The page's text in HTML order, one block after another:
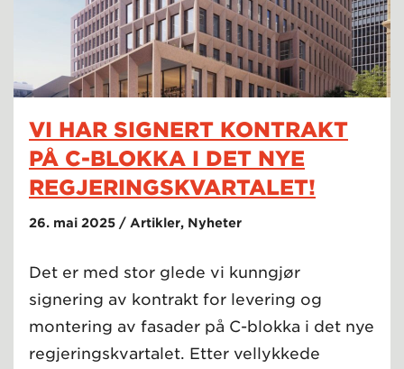
VI HAR SIGNERT KONTRAKT
PÅ C-BLOKKA I DET NYE
REGJERINGSKVARTALET!
26. mai 2025 / Artikler, Nyheter
Det er med stor glede vi kunngjør
signering av kontrakt for levering og
montering av fasader på C-blokka i det nye
regjeringskvartalet. Etter vellykkede